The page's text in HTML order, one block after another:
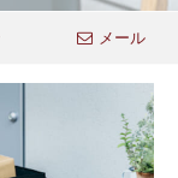
メール